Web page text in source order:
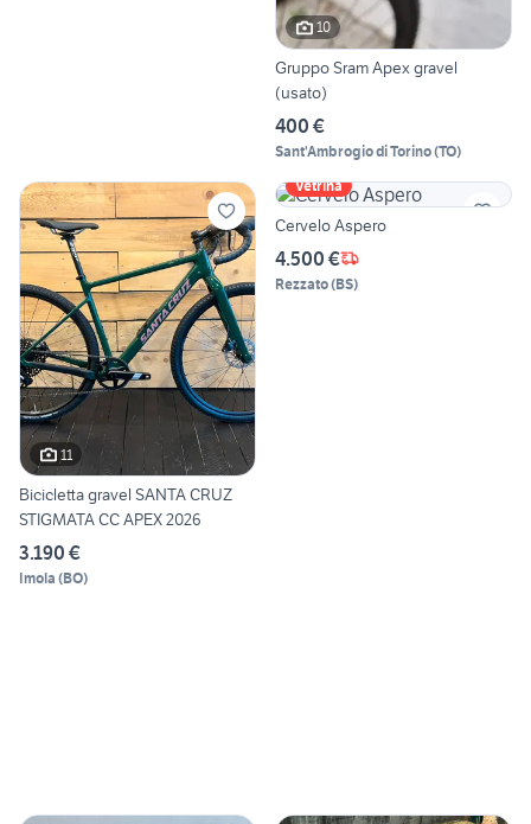
10
Gruppo Sram Apex gravel
(usato)
400 €
Sant'Ambrogio di Torino(TO)
11
Bicicletta gravel SANTA CRUZ
STIGMATA CC APEX 2026
3.190 €
Imola (BO)
Vetrina
Cervelo Aspero
4.500 €
Rezzato(BS)